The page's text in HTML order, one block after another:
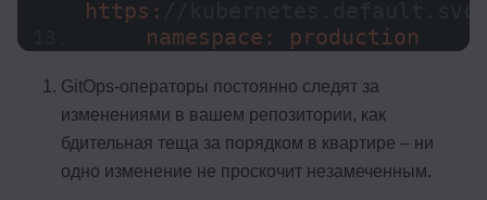
https:
    namespace: production
GitOps-операторы постоянно следят за
изменениями в вашем репозитории, как
бдительная теща за порядком в квартире – ни
одно изменение не проскочит незамеченным.